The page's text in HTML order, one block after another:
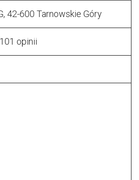
42-600 Tarnowskie Góry
opinii